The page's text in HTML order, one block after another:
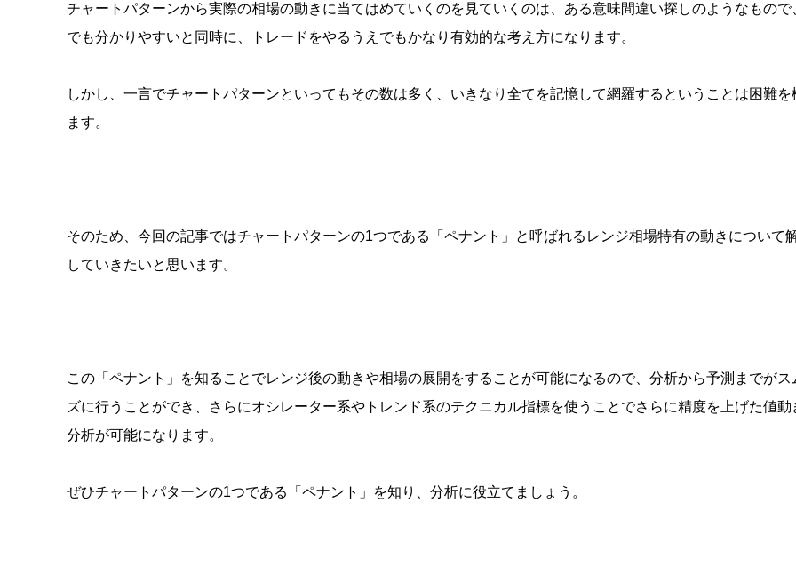
チャートパターンから実際の相場の動きに当てはめていくのを見ていくのは、ある意味間違い探しのようなもので
でも分かりやすいと同時に、トレードをやるうえでもかなり有効的な考え方になります。
しかし、一言でチャートパターンといってもその数は多く、いきなり全てを記憶して網羅するということは困難を
ます。
そのため、今回の記事ではチャートパターンの1つである「 ペナント 」と呼ばれるレンジ相場特有の動きについて
していきたいと思います。
この「ペナント」を知ることでレンジ後の動きや相場の展開をすることが可能になるので、分析から予測までがス
ズに行うことができ、さらにオシレーター系やトレンド系のテクニカル指標を使うことでさらに精度を上げた値動
分析が可能になります。
ぜひチャートパターンの1つである「ペナント」を知り、分析に役立てましょう。